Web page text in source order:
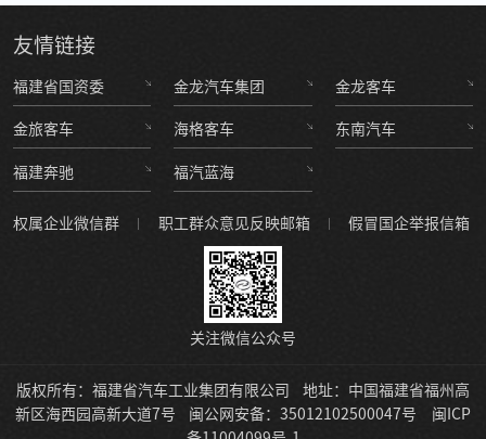
友情链接
福建省国资委 金龙汽车集团 金龙客车
金旅客车 海格客车 东南汽车
福建奔驰 福汽蓝海
权属企业微信群 职工群众意见反映邮箱 假冒国企举报信箱
关注微信公众号
版权所有：福建省汽车工业集团有限公司
地址：中国福建省福州高
新区海西园高新大道7号
闽公网安备：35012102500047号
闽ICP